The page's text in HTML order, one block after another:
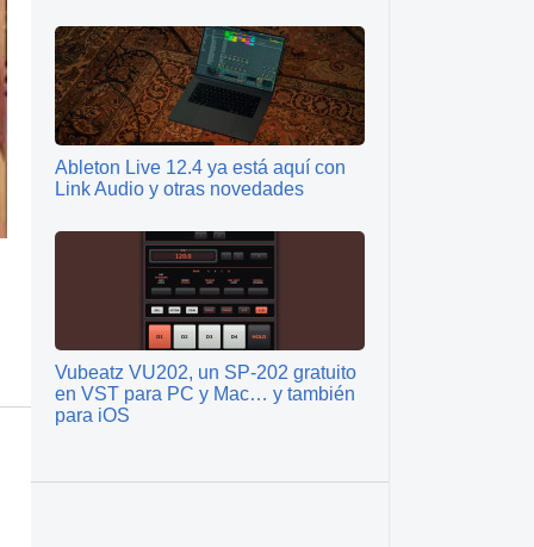
Ableton Live 12.4 ya está aquí con
Link Audio y otras novedades
Vubeatz VU202, un SP‑202 gratuito
en VST para PC y Mac… y también
para iOS